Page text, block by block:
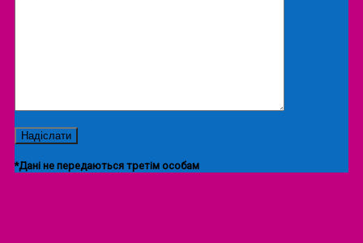
*Дані не передаються третім особам